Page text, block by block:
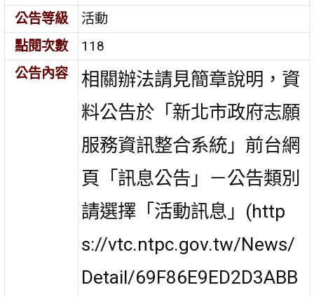
公告等級
活動
點閱次數
118
公告內容
相關辦法請見簡章說明，資
料公告於「新北市政府志願
服務資訊整合系統」前台網
頁「訊息公告」－公告類別
請選擇「活動訊息」(http
s://vtc.ntpc.gov.tw/News/
Detail/69F86E9ED2D3ABB